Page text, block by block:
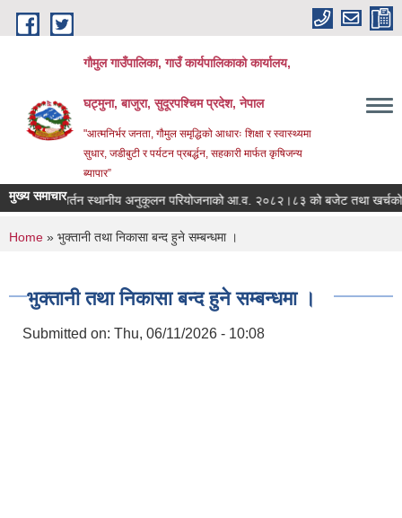
Skip to main content
गौमुल गाउँपालिका, गाउँ कार्यपालिकाको कार्यालय,
घट्मुना, बाजुरा, सुदूरपश्चिम प्रदेश, नेपाल
"आत्मनिर्भर जनता, गौमुल समृद्धिको आधारः शिक्षा र स्वास्थ्यमा
सुधार, जडीबुटी र पर्यटन प्रबर्द्धन, सहकारी मार्फत कृषिजन्य
ब्यापार”
मुख्य समाचार
जलवायु परिवर्तन स्थानीय अनुकूलन परियोजनाको आ.व. २०८२।८३ को बजेट तथा खर्चको
You are here
Home » भुक्तानी तथा निकासा बन्द हुने सम्बन्धमा ।
भुक्तानी तथा निकासा बन्द हुने सम्बन्धमा ।
Submitted on: Thu, 06/11/2026 - 10:08